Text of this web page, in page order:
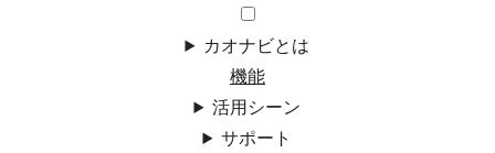
カオナビとは
機能
活用シーン
サポート